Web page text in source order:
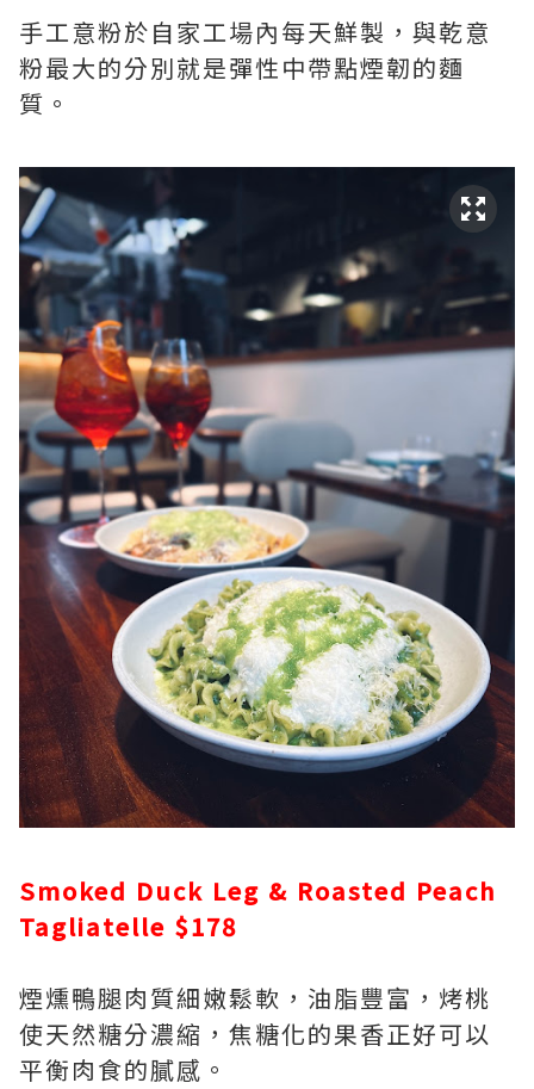
手工意粉於自家工場內每天鮮製，與乾意
粉最大的分別就是彈性中帶點煙韌的麵
質。
Smoked Duck Leg & Roasted Peach
Tagliatelle $178
煙燻鴨腿肉質細嫩鬆軟，油脂豐富，烤桃
使天然糖分濃縮，焦糖化的果香正好可以
平衡肉食的膩感。